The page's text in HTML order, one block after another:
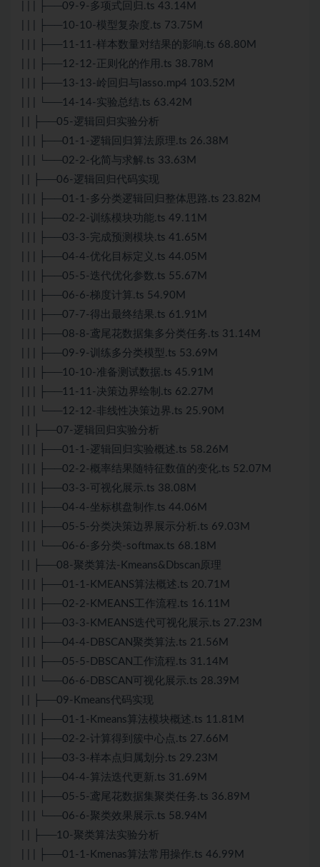
| | | ├──09-9-多项式回归.ts 43.14M
| | | ├──10-10-模型复杂度.ts 73.75M
| | | ├──11-11-样本数量对结果的影响.ts 68.80M
| | | ├──12-12-正则化的作用.ts 38.78M
| | | ├──13-13-岭回归与lasso.mp4 103.52M
| | | └──14-14-实验总结.ts 63.42M
| | ├──05-逻辑回归实验分析
| | | ├──01-1-逻辑回归算法原理.ts 26.38M
| | | └──02-2-化简与求解.ts 33.63M
| | ├──06-逻辑回归代码实现
| | | ├──01-1-多分类逻辑回归整体思路.ts 23.82M
| | | ├──02-2-训练模块功能.ts 49.11M
| | | ├──03-3-完成预测模块.ts 41.65M
| | | ├──04-4-优化目标定义.ts 44.05M
| | | ├──05-5-迭代优化参数.ts 55.67M
| | | ├──06-6-梯度计算.ts 54.90M
| | | ├──07-7-得出最终结果.ts 61.91M
| | | ├──08-8-鸢尾花数据集多分类任务.ts 31.14M
| | | ├──09-9-训练多分类模型.ts 53.69M
| | | ├──10-10-准备测试数据.ts 45.91M
| | | ├──11-11-决策边界绘制.ts 62.27M
| | | └──12-12-非线性决策边界.ts 25.90M
| | ├──07-逻辑回归实验分析
| | | ├──01-1-逻辑回归实验概述.ts 58.26M
| | | ├──02-2-概率结果随特征数值的变化.ts 52.07M
| | | ├──03-3-可视化展示.ts 38.08M
| | | ├──04-4-坐标棋盘制作.ts 44.06M
| | | ├──05-5-分类决策边界展示分析.ts 69.03M
| | | └──06-6-多分类-softmax.ts 68.18M
| | ├──08-聚类算法-Kmeans&Dbscan原理
| | | ├──01-1-KMEANS算法概述.ts 20.71M
| | | ├──02-2-KMEANS工作流程.ts 16.11M
| | | ├──03-3-KMEANS迭代可视化展示.ts 27.23M
| | | ├──04-4-DBSCAN聚类算法.ts 21.56M
| | | ├──05-5-DBSCAN工作流程.ts 31.14M
| | | └──06-6-DBSCAN可视化展示.ts 28.39M
| | ├──09-Kmeans代码实现
| | | ├──01-1-Kmeans算法模块概述.ts 11.81M
| | | ├──02-2-计算得到簇中心点.ts 27.66M
| | | ├──03-3-样本点归属划分.ts 29.23M
| | | ├──04-4-算法迭代更新.ts 31.69M
| | | ├──05-5-鸢尾花数据集聚类任务.ts 36.89M
| | | └──06-6-聚类效果展示.ts 58.94M
| | ├──10-聚类算法实验分析
| | | ├──01-1-Kmenas算法常用操作.ts 46.99M